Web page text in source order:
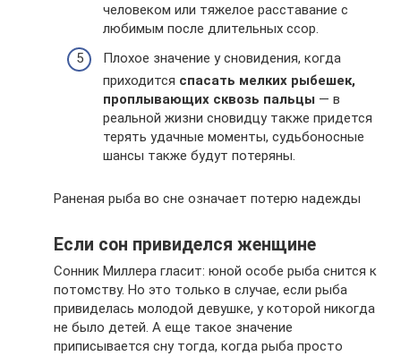
человеком или тяжелое расставание с
любимым после длительных ссор.
Плохое значение у сновидения, когда
приходится спасать мелких рыбешек,
проплывающих сквозь пальцы — в
реальной жизни сновидцу также придется
терять удачные моменты, судьбоносные
шансы также будут потеряны.
Раненая рыба во сне означает потерю надежды
Если сон привиделся женщине
Сонник Миллера гласит: юной особе рыба снится к
потомству. Но это только в случае, если рыба
привиделась молодой девушке, у которой никогда
не было детей. А еще такое значение
приписывается сну тогда, когда рыба просто